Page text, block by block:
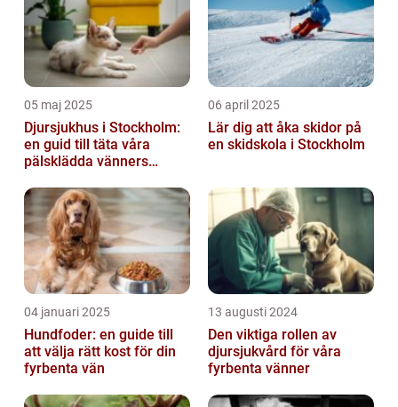
05 maj 2025
Djursjukhus i Stockholm:
en guid till täta våra
pälsklädda vänners
06 april 2025
Lär dig att åka skidor på
en skidskola i Stockholm
04 januari 2025
Hundfoder: en guide till
att välja rätt kost för din
fyrbenta vän
13 augusti 2024
Den viktiga rollen av
djursjukvård för våra
fyrbenta vänner